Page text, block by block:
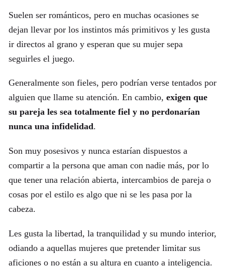
Suelen ser románticos, pero en muchas ocasiones se
dejan llevar por los instintos más primitivos y les gusta
ir directos al grano y esperan que su mujer sepa
seguirles el juego.
Generalmente son fieles, pero podrían verse tentados por
alguien que llame su atención. En cambio, exigen que
su pareja les sea totalmente fiel y no perdonarían
nunca una infidelidad.
Son muy posesivos y nunca estarían dispuestos a
compartir a la persona que aman con nadie más, por lo
que tener una relación abierta, intercambios de pareja o
cosas por el estilo es algo que ni se les pasa por la
cabeza.
Les gusta la libertad, la tranquilidad y su mundo interior,
odiando a aquellas mujeres que pretender limitar sus
aficiones o no están a su altura en cuanto a inteligencia.